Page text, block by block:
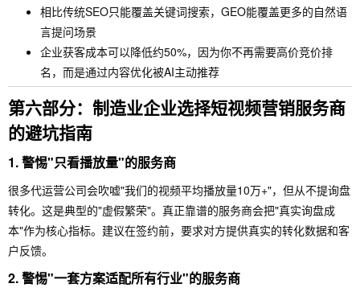
相比传统SEO只能覆盖关键词搜索，GEO能覆盖更多的自然语
言提问场景
企业获客成本可以降低约50%，因为你不再需要高价竞价排
名，而是通过内容优化被AI主动推荐
第六部分：制造业企业选择短视频营销服务商
的避坑指南
1. 警惕"只看播放量"的服务商
很多代运营公司会吹嘘"我们的视频平均播放量10万+"，但从不提询盘
转化。这是典型的"虚假繁荣"。真正靠谱的服务商会把"真实询盘成
本"作为核心指标。建议在签约前，要求对方提供真实的转化数据和客
户反馈。
2. 警惕"一套方案适配所有行业"的服务商